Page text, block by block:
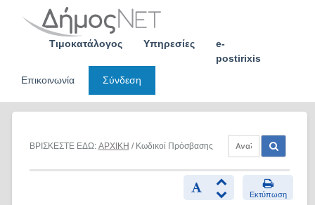
Τιμοκατάλογος Υπηρεσίες
e-
postirixis
Επικοινωνία
Σύνδεση
ΒΡΙΣΚΕΣΤΕ ΕΔΩ: ΑΡΧΙΚΗ / Κωδικοί Πρόσβασης
Εκτύπωση